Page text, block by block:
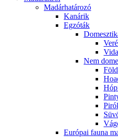
Madárhatározó
Kanárik
Egzóták
Vida
Nem
Európai fauna